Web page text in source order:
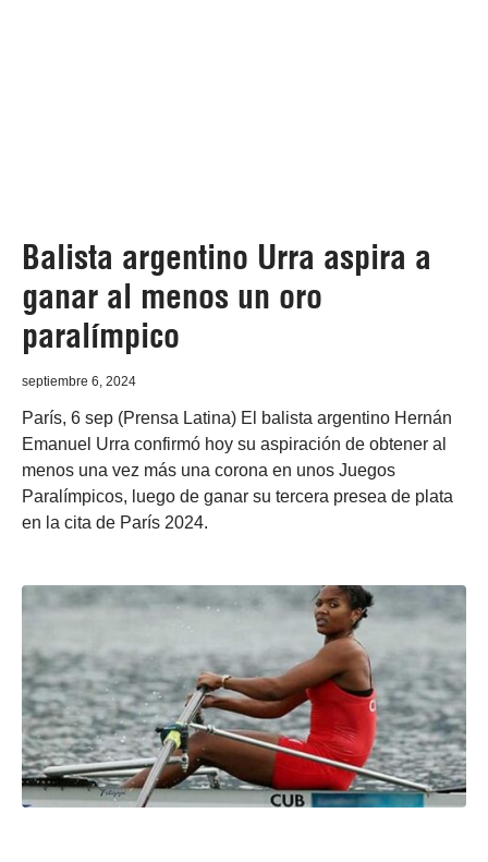
Balista argentino Urra aspira a
ganar al menos un oro
paralímpico
septiembre 6, 2024
París, 6 sep (Prensa Latina) El balista argentino Hernán
Emanuel Urra confirmó hoy su aspiración de obtener al
menos una vez más una corona en unos Juegos
Paralímpicos, luego de ganar su tercera presea de plata
en la cita de París 2024.